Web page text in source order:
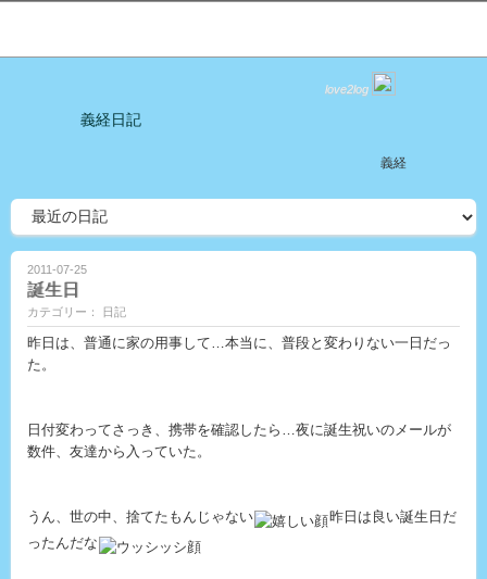
love2log
義経日記
義経
2011-07-25
誕生日
カテゴリー： 日記
昨日は、普通に家の用事して…本当に、普段と変わりない一日だっ
た。
日付変わってさっき、携帯を確認したら…夜に誕生祝いのメールが
数件、友達から入っていた。
うん、世の中、捨てたもんじゃない
昨日は良い誕生日だ
ったんだな